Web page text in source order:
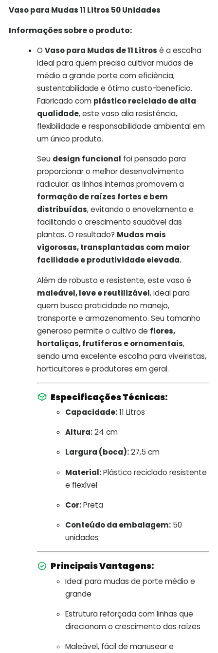
Vaso para Mudas 11 Litros 50 Unidades
Informações sobre o produto:
OVaso para Mudas de 11 Litros é a escolha
ideal para quem precisa cultivar mudas de
médio a grande porte com eficiência,
sustentabilidade e ótimo custo-benefício.
Fabricado com plástico reciclado de alta
qualidade, este vaso alia resistência,
flexibilidade e responsabilidade ambiental em
um único produto.
Seu design funcional foi pensado para
proporcionar o melhor desenvolvimento
radicular: as linhas internas promovem a
formação de raízes fortes e bem
distribuídas, evitando o enovelamento e
facilitando o crescimento saudável das
plantas. O resultado? Mudas mais
vigorosas, transplantadas com maior
facilidade e produtividade elevada.
Além de robusto e resistente, este vaso é
maleável, leve e reutilizável, ideal para
quem busca praticidade no manejo,
transporte e armazenamento. Seu tamanho
generoso permite o cultivo de flores,
hortaliças, frutíferas e ornamentais,
sendo uma excelente escolha para viveiristas,
horticultores e produtores em geral.
Especificações Técnicas:
Capacidade:11 Litros
Altura:24 cm
Largura (boca):27,5 cm
Material:Plástico reciclado resistente
e flexível
Cor:Preta
Conteúdo da embalagem: 50
unidades
Principais Vantagens:
Ideal para mudas de porte médio e
grande
Estrutura reforçada com linhas que
direcionam o crescimento das raízes
Maleável, fácil de manusear e